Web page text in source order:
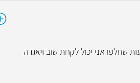
של ויאגרה 100 הוא פלוס/מינוס 4 שעות. האם לאחר 4 שעות שחלפו אני יכול לקחת שוב ויאגרה
ד"ר
נוירולוגיה
5
מקסימה! דיברה